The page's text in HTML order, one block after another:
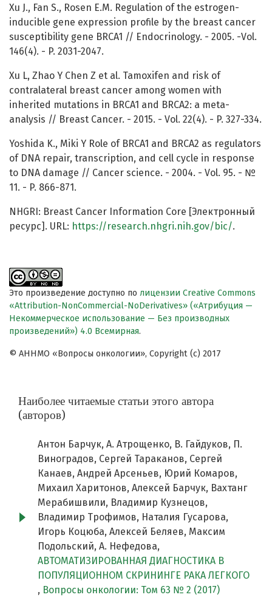
Xu J., Fan S., Rosen E.M. Regulation of the estrogen-
inducible gene expression profile by the breast cancer
susceptibility gene BRCA1 // Endocrinology. - 2005. -Vol.
146(4). - P. 2031-2047.
Xu L, Zhao Y Chen Z et al. Tamoxifen and risk of
contralateral breast cancer among women with
inherited mutations in BRCA1 and BRCA2: a meta-
analysis // Breast Cancer. - 2015. - Vol. 22(4). - P. 327-334.
Yoshida K., Miki Y Role of BRCA1 and BRCA2 as regulators
of DNA repair, transcription, and cell cycle in response
to DNA damage // Cancer science. - 2004. - Vol. 95. - №
11. - P. 866-871.
NHGRI: Breast Cancer Information Core [Электронный
ресурс]. URL: https://research.nhgri.nih.gov/bic/.
Это произведение доступно по лицензии Creative Commons
«Attribution-NonCommercial-NoDerivatives» («Атрибуция —
Некоммерческое использование — Без производных
произведений») 4.0 Всемирная.
© АННМО «Вопросы онкологии», Copyright (c) 2017
Наиболее читаемые статьи этого автора
(авторов)
Антон Барчук, А. Атрощенко, В. Гайдуков, П.
Виноградов, Сергей Тараканов, Сергей
Канаев, Андрей Арсеньев, Юрий Комаров,
Михаил Харитонов, Алексей Барчук, Вахтанг
Мерабишвили, Владимир Кузнецов,
Владимир Трофимов, Наталия Гусарова,
Игорь Коцюба, Алексей Беляев, Максим
Подольский, А. Нефедова,
АВТОМАТИЗИРОВАННАЯ ДИАГНОСТИКА В
ПОПУЛЯЦИОННОМ СКРИНИНГЕ РАКА ЛЕГКОГО
, Вопросы онкологии: Том 63 № 2 (2017)